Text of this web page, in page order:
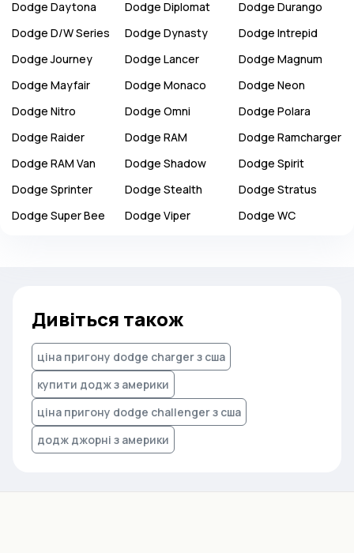
Dodge Daytona Dodge Diplomat Dodge Durango
Dodge D/W Series Dodge Dynasty Dodge Intrepid
Dodge Journey Dodge Lancer Dodge Magnum
Dodge Mayfair Dodge Monaco Dodge Neon
Dodge Nitro Dodge Omni Dodge Polara
Dodge Raider Dodge RAM Dodge Ramcharger
Dodge RAM Van Dodge Shadow Dodge Spirit
Dodge Sprinter Dodge Stealth Dodge Stratus
Dodge Super Bee Dodge Viper Dodge WC
Дивіться також
ціна пригону dodge charger з сша
купити додж з америки
ціна пригону dodge challenger з сша
додж джорні з америки